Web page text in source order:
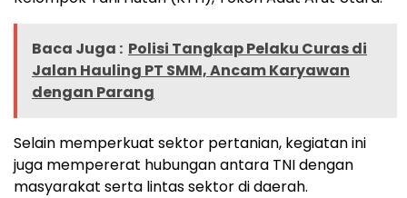
Baca Juga : Polisi Tangkap Pelaku Curas di
Jalan Hauling PT SMM, Ancam Karyawan
dengan Parang
Selain memperkuat sektor pertanian, kegiatan ini
juga mempererat hubungan antara TNI dengan
masyarakat serta lintas sektor di daerah.